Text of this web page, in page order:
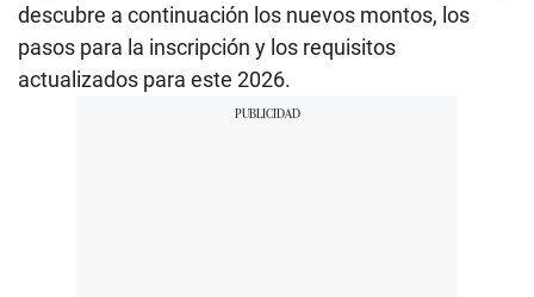
descubre a continuación los nuevos montos, los
pasos para la inscripción y los requisitos
actualizados para este 2026.